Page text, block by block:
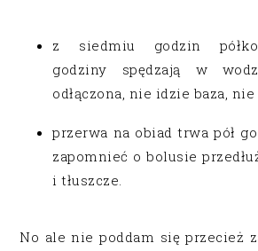
z siedmiu godzin
godziny spędzają w
odłączona, nie idzie baza,
przerwa na obiad trwa pół
zapomnieć o bolusie
i tłuszcze.
No ale nie poddam się przecież